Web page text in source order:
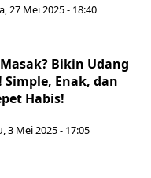
27 Mei 2025 - 18:40
Bikin Udang
Simple, Enak, dan
Habis!
3 Mei 2025 - 17:05